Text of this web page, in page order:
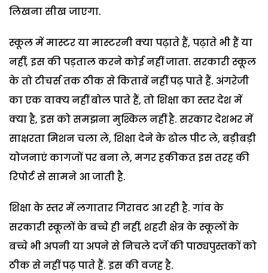
लिखना सीख जाएगा.
स्कूल में मास्टर या मास्टरनी क्या पढ़ाते हैं, पढ़ाते भी हैं या
नहीं, इस की पड़ताल करने कोई नहीं जाता. सरकारी स्कूल
के तो टीचर्स तक ठीक से किताबें नहीं पढ़ पाते हैं. अंगरेजी
का एक वाक्य नहीं बोल पाते हैं, तो शिक्षा का स्तर देश में
क्या है, इस को समझना मुश्किल नहीं है. सरकार देशभर में
साक्षरता मिशन चला ले, शिक्षा देने के ढोल पीट ले, बड़ीबड़ी
योजनाएं कागजों पर बना ले, मगर हकीकत इस तरह की
रिपोर्ट से सामने आ जाती है.
शिक्षा के स्तर में लगातार गिरावट आ रही है. गांव के
सरकारी स्कूलों के बच्चे ही नहीं, शहरी क्षेत्र के स्कूलों के
बच्चे भी अपनी या अपने से निचले दर्जे की पाठ्यपुस्तकों को
ठीक से नहीं पढ़ पाते हैं. इस की वजह है.